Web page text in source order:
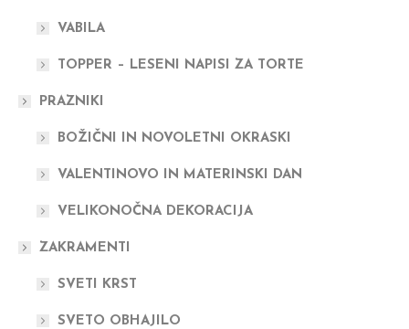
VABILA
TOPPER – LESENI NAPISI ZA TORTE
PRAZNIKI
BOŽIČNI IN NOVOLETNI OKRASKI
VALENTINOVO IN MATERINSKI DAN
VELIKONOČNA DEKORACIJA
ZAKRAMENTI
SVETI KRST
SVETO OBHAJILO